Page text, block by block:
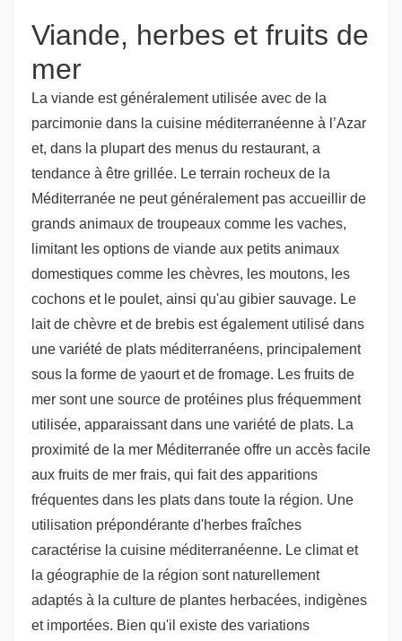
Viande, herbes et fruits de
mer
La viande est généralement utilisée avec de la
parcimonie dans la cuisine méditerranéenne à l’Azar
et, dans la plupart des menus du restaurant, a
tendance à être grillée. Le terrain rocheux de la
Méditerranée ne peut généralement pas accueillir de
grands animaux de troupeaux comme les vaches,
limitant les options de viande aux petits animaux
domestiques comme les chèvres, les moutons, les
cochons et le poulet, ainsi qu'au gibier sauvage. Le
lait de chèvre et de brebis est également utilisé dans
une variété de plats méditerranéens, principalement
sous la forme de yaourt et de fromage. Les fruits de
mer sont une source de protéines plus fréquemment
utilisée, apparaissant dans une variété de plats. La
proximité de la mer Méditerranée offre un accès facile
aux fruits de mer frais, qui fait des apparitions
fréquentes dans les plats dans toute la région. Une
utilisation prépondérante d'herbes fraîches
caractérise la cuisine méditerranéenne. Le climat et
la géographie de la région sont naturellement
adaptés à la culture de plantes herbacées, indigènes
et importées. Bien qu'il existe des variations